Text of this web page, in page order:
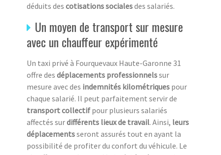
déduits des cotisations socialesdes salariés.
Un moyen de transport sur mesure
avec un chauffeur expérimenté
Un taxi privé à Fourquevaux Haute-Garonne 31
offre des déplacements professionnelssur
mesure avec des indemnités kilométriques pour
chaque salarié. Il peut parfaitement servir de
transport collectif pour plusieurs salariés
affectés surdifférents lieux de travail. Ainsi, leurs
déplacementsseront assurés tout en ayant la
possibilité de profiter du confort du véhicule. Le